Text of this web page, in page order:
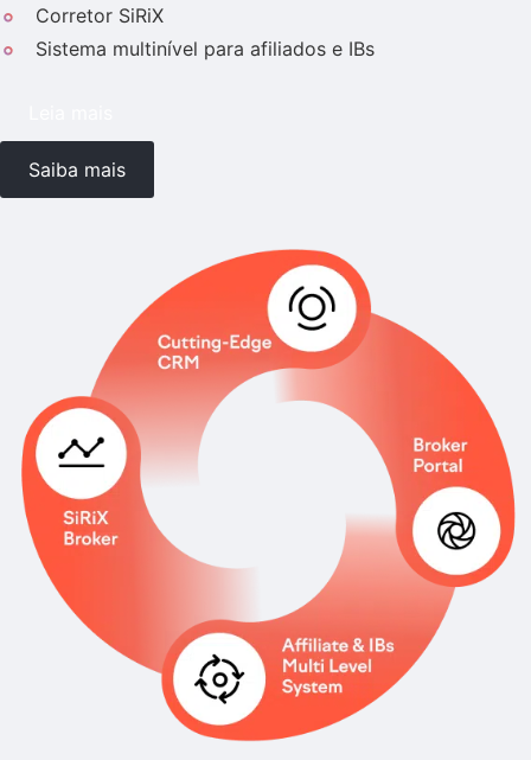
Corretor SiRiX
Sistema multinível para afiliados e IBs
Saiba mais